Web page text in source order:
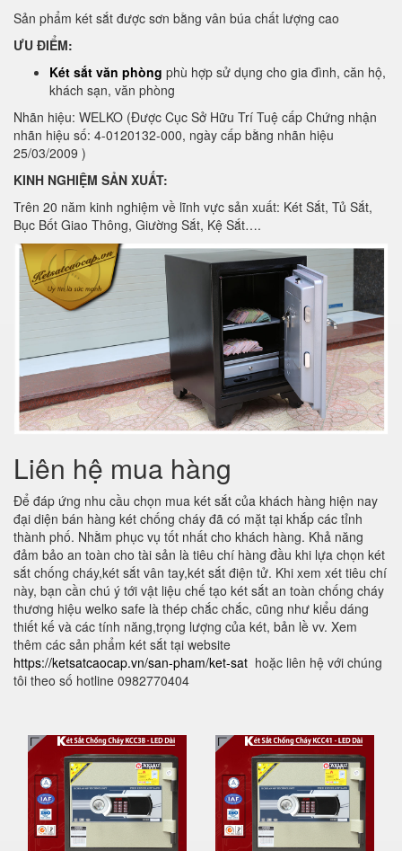
Sản phẩm két sắt được sơn bằng vân búa chất lượng cao
ƯU ĐIỂM:
Két sắt văn phòng phù hợp sử dụng cho gia đình, căn hộ,
khách sạn, văn phòng
Nhãn hiệu: WELKO (Được Cục Sở Hữu Trí Tuệ cấp Chứng nhận
nhãn hiệu số: 4-0120132-000, ngày cấp bằng nhãn hiệu
25/03/2009 )
KINH NGHIỆM SẢN XUẤT:
Trên 20 năm kinh nghiệm về lĩnh vực sản xuất: Két Sắt, Tủ Sắt,
Bục Bốt Giao Thông, Giường Sắt, Kệ Sắt….
Liên hệ mua hàng
Để đáp ứng nhu cầu chọn mua két sắt của khách hàng hiện nay
đại diện bán hàng két chống cháy đã có mặt tại khắp các tỉnh
thành phố. Nhằm phục vụ tốt nhất cho khách hàng. Khả năng
đảm bảo an toàn cho tài sản là tiêu chí hàng đầu khi lựa chọn két
sắt chống cháy,két sắt vân tay,két sắt điện tử. Khi xem xét tiêu chí
này, bạn cần chú ý tới vật liệu chế tạo két sắt an toàn chống cháy
thương hiệu welko safe là thép chắc chắc, cũng như kiểu dáng
thiết kế và các tính năng,trọng lượng của két, bản lề vv. Xem
thêm các sản phẩm két sắt tại website
https://ketsatcaocap.vn/san-pham/ket-sat hoặc liên hệ với chúng
tôi theo số hotline 0982770404